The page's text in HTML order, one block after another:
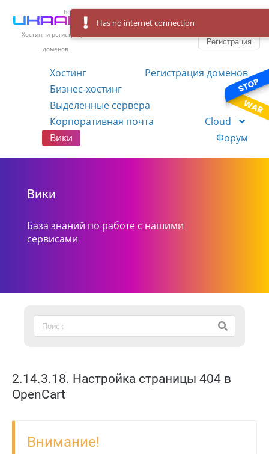
Хостинг и регистрация
доменов
Регистрация
Хостинг
Регистрация доменов
Бизнес-хостинг
VPS
Выделенные сервера
Корпоративная почта
Cloud
Вики
Форум
Вики
База знаний по работе с нашими
сервисами
2.14.3.18. Настройка страницы 404 в
OpenCart
Внимание!
Has no internet connection